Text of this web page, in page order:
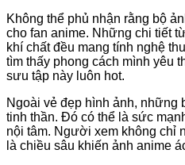
Không thể phủ nhận rằng bộ
cho fan anime. Những chi tiết
khí chất đều mang tính nghệ
tìm thấy phong cách mình yêu
sưu tập này luôn hot.
Ngoài vẻ đẹp hình ảnh, những
tinh thần. Đó có thể là sức
nội tâm. Người xem không chỉ
là chiều sâu khiến ảnh anime